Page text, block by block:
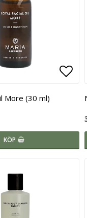
More (30 ml)
KÖP